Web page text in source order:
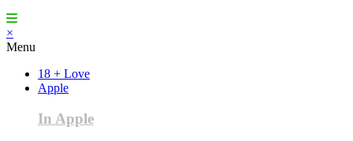
×
Menu
18 + Love
Apple
In Apple